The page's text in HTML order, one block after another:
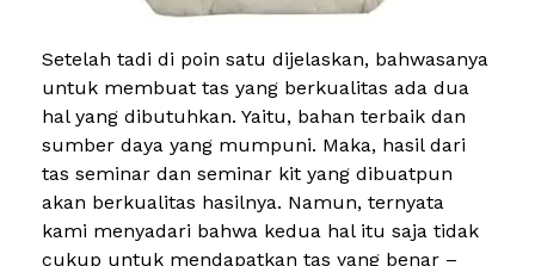
Setelah tadi di poin satu dijelaskan, bahwasanya
untuk membuat tas yang berkualitas ada dua
hal yang dibutuhkan. Yaitu, bahan terbaik dan
sumber daya yang mumpuni. Maka, hasil dari
tas seminar dan seminar kit yang dibuatpun
akan berkualitas hasilnya. Namun, ternyata
kami menyadari bahwa kedua hal itu saja tidak
cukup untuk mendapatkan tas yang benar –